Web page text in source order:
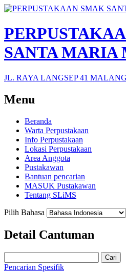
SANTA MARIA
JL. RAYA LANGSEP 41 MALANG
Menu
Beranda
Warta Perpustakaan
Info Perpustakaan
Lokasi Perpustakaan
Area Anggota
Pustakawan
Bantuan pencarian
MASUK Pustakawan
Tentang SLiMS
Pilih Bahasa
Detail Cantuman
Cari
Pencarian Spesifik